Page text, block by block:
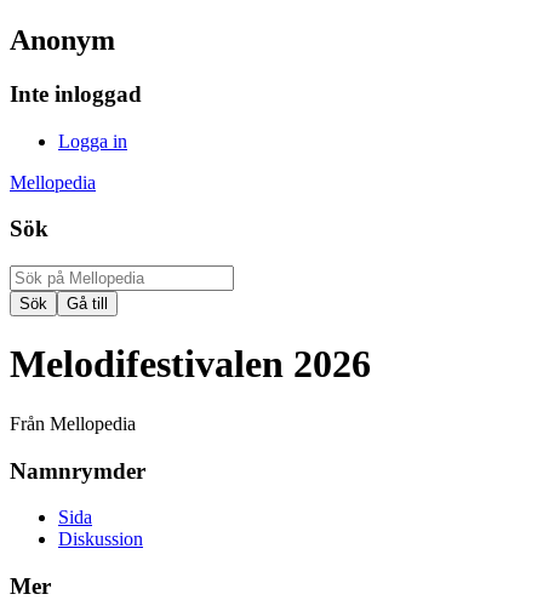
Anonym
Inte inloggad
Logga in
Mellopedia
Sök
Melodifestivalen 2026
Från Mellopedia
Namnrymder
Sida
Diskussion
Mer